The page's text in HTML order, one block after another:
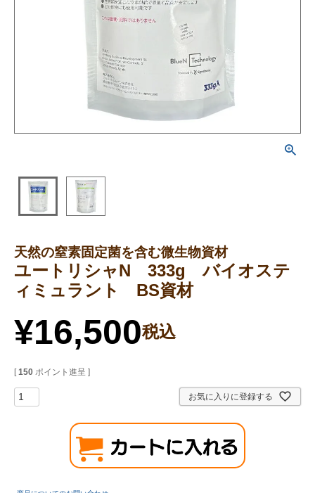
天然の窒素固定菌を含む微生物資材
ユートリシャN 333g バイオステ
ィミュラント BS資材
¥16,500税込
[ 150 ポイント進呈 ]
お気に入りに登録する